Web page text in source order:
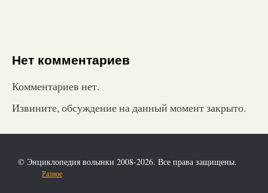
Нет комментариев
Комментариев нет.
Извините, обсуждение на данный момент закрыто.
© Энциклопедия волынки 2008-2026. Все права защищены.
Разное